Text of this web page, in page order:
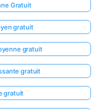
Gratuit
gratuit
gratuit
gratuit
gratuit